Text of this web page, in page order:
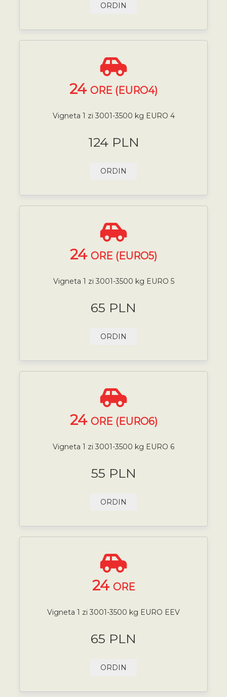
ORDIN
24 ORE (EURO4)
Vigneta 1 zi 3001-3500 kg EURO 4
124 PLN
ORDIN
24 ORE (EURO5)
Vigneta 1 zi 3001-3500 kg EURO 5
65 PLN
ORDIN
24 ORE (EURO6)
Vigneta 1 zi 3001-3500 kg EURO 6
55 PLN
ORDIN
24 ORE
Vigneta 1 zi 3001-3500 kg EURO EEV
65 PLN
ORDIN